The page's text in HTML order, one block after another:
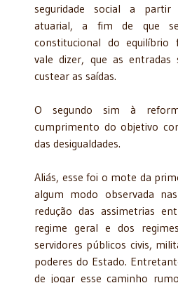
seguridade social a partir
atuarial, a fim de que
constitucional do equilíbrio
vale dizer, que as entradas
custear as saídas.
O segundo sim à
cumprimento do objetivo
das desigualdades.
Aliás, esse foi o mote da
algum modo observada
redução das assimetrias
regime geral e dos
servidores públicos civis,
poderes do Estado.
de jogar esse caminho